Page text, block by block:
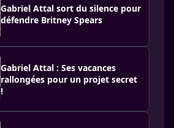
Gabriel Attal sort du silence pour
défendre Britney Spears
Gabriel Attal : Ses vacances
rallongées pour un projet secret
!